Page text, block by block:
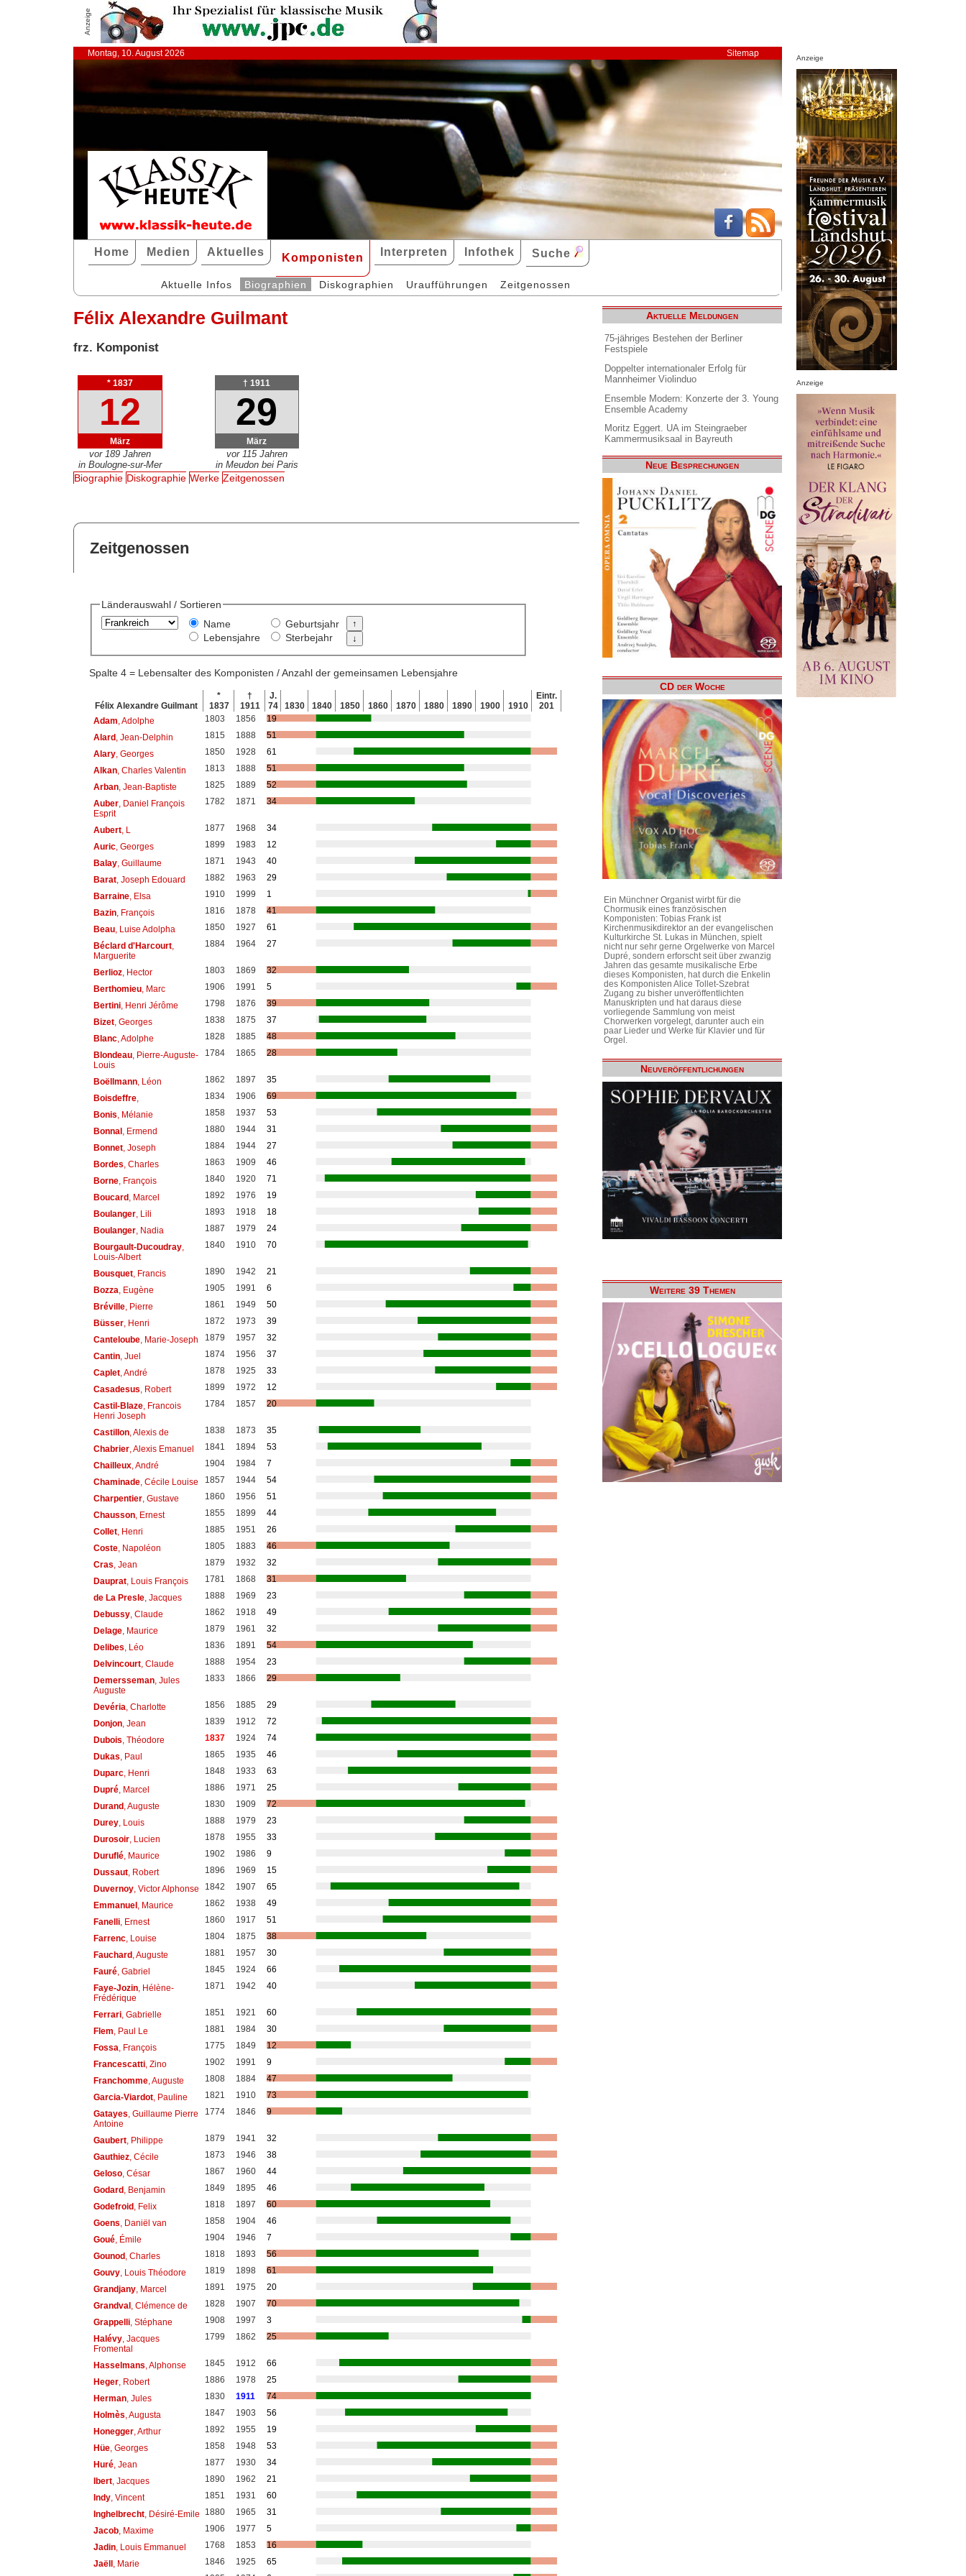
Anzeige
Montag, 10. August 2026 Sitemap
Home Medien Aktuelles Komponisten Interpreten Infothek Suche
Aktuelle Infos Biographien Diskographien Uraufführungen Zeitgenossen
Félix Alexandre Guilmant
frz. Komponist
* 1837
12
März
vor 189 Jahren
in Boulogne-sur-Mer
† 1911
29
März
vor 115 Jahren
in Meudon bei Paris
Biographie Diskographie Werke Zeitgenossen
Zeitgenossen
Länderauswahl / Sortieren
Name
Lebensjahre
Geburtsjahr
Sterbejahr
Spalte 4 = Lebensalter des Komponisten / Anzahl der gemeinsamen Lebensjahre
Félix Alexandre Guilmant
*
1837
†
1911
J.
74
1830 1840 1850 1860 1870 1880 1890 1900 1910
Eintr.
201
Adam , Adolphe 1803 1856
19
Alard, Jean-Delphin 1815 1888
51
Alary, Georges 1850 1928
61
Alkan, Charles Valentin 1813 1888
51
Arban, Jean-Baptiste 1825 1889
52
Auber, Daniel François
Esprit
1782 1871 34
Aubert, L 1877 1968
34
Auric, Georges 1899 1983
12
Balay, Guillaume 1871 1943
40
Barat, Joseph Edouard 1882 1963
29
Barraine, Elsa 1910 1999
1
Bazin, François 1816 1878
41
Beau, Luise Adolpha 1850 1927
61
Béclard d'Harcourt,
Marguerite
1884 1964 27
Berlioz, Hector 1803 1869
32
Berthomieu, Marc 1906 1991
5
Bertini, Henri Jérôme 1798 1876
39
Bizet, Georges 1838 1875
37
Blanc, Adolphe 1828 1885
48
Blondeau, Pierre-Auguste-
Louis
1784 1865 28
Boëllmann, Léon 1862 1897
35
Boisdeffre, 1834 1906
69
Bonis , Mélanie 1858 1937
53
Bonnal, Ermend 1880 1944
31
Bonnet, Joseph 1884 1944
27
Bordes , Charles 1863 1909
46
Borne, François 1840 1920
71
Boucard, Marcel 1892 1976
19
Boulanger, Lili 1893 1918
18
Boulanger, Nadia 1887 1979
24
Bourgault-Ducoudray,
Louis-Albert
1840 1910 70
Bousquet, Francis 1890 1942
21
Bozza , Eugène 1905 1991
6
Bréville, Pierre 1861 1949
50
Büsser, Henri 1872 1973
39
Canteloube, Marie-Joseph 1879 1957
32
Cantin, Juel 1874 1956
37
Caplet, André 1878 1925
33
Casadesus , Robert 1899 1972
12
Castil-Blaze, Francois
Henri Joseph
1784 1857 20
Castillon, Alexis de 1838 1873
35
Chabrier, Alexis Emanuel 1841 1894
53
Chailleux, André 1904 1984
7
Chaminade, Cécile Louise 1857 1944
54
Charpentier, Gustave 1860 1956
51
Chausson, Ernest 1855 1899
44
Collet, Henri 1885 1951
26
Coste, Napoléon 1805 1883
46
Cras , Jean 1879 1932
32
Dauprat, Louis François 1781 1868
31
de La Presle, Jacques 1888 1969
23
Debussy, Claude 1862 1918
49
Delage, Maurice 1879 1961
32
Delibes , Léo 1836 1891
54
Delvincourt, Claude 1888 1954
23
Demersseman, Jules
Auguste
1833 1866 29
Devéria , Charlotte 1856 1885
29
Donjon, Jean 1839 1912
72
Dubois , Théodore 1837 1924
74
Dukas , Paul 1865 1935
46
Duparc, Henri 1848 1933
63
Dupré, Marcel 1886 1971
25
Durand, Auguste 1830 1909
72
Durey, Louis 1888 1979
23
Durosoir, Lucien 1878 1955
33
Duruflé, Maurice 1902 1986
9
Dussaut, Robert 1896 1969
15
Duvernoy, Victor Alphonse 1842 1907
65
Emmanuel, Maurice 1862 1938
49
Fanelli, Ernest 1860 1917
51
Farrenc, Louise 1804 1875
38
Fauchard, Auguste 1881 1957
30
Fauré, Gabriel 1845 1924
66
Faye-Jozin, Hélène-
Frédérique
1871 1942 40
Ferrari, Gabrielle 1851 1921
60
Flem , Paul Le 1881 1984
30
Fossa , François 1775 1849
12
Francescatti, Zino 1902 1991
9
Franchomme, Auguste 1808 1884
47
Garcia-Viardot, Pauline 1821 1910
73
Gatayes , Guillaume Pierre
Antoine
1774 1846 9
Gaubert, Philippe 1879 1941
32
Gauthiez, Cécile 1873 1946
38
Geloso, César 1867 1960
44
Godard, Benjamin 1849 1895
46
Godefroid, Felix 1818 1897
60
Goens , Daniël van 1858 1904
46
Goué, Émile 1904 1946
7
Gounod, Charles 1818 1893
56
Gouvy, Louis Théodore 1819 1898
61
Grandjany, Marcel 1891 1975
20
Grandval, Clémence de 1828 1907
70
Grappelli, Stéphane 1908 1997
3
Halévy, Jacques
Fromental
1799 1862 25
Hasselmans , Alphonse 1845 1912
66
Heger, Robert 1886 1978
25
Herman, Jules 1830 1911
74
Holmès , Augusta 1847 1903
56
Honegger, Arthur 1892 1955
19
Hüe, Georges 1858 1948
53
Huré, Jean 1877 1930
34
Ibert, Jacques 1890 1962
21
Indy, Vincent 1851 1931
60
Inghelbrecht, Désiré-Emile 1880 1965
31
Jacob, Maxime 1906 1977
5
Jadin, Louis Emmanuel 1768 1853
16
Jaëll, Marie 1846 1925
65
Aktuelle Meldungen
75-jähriges Bestehen der Berliner
Festspiele
Doppelter internationaler Erfolg für
Mannheimer Violinduo
Ensemble Modern: Konzerte der 3. Young
Ensemble Academy
Moritz Eggert. UA im Steingraeber
Kammermusiksaal in Bayreuth
Neue Besprechungen
CD der Woche
Ein Münchner Organist wirbt für die
Chormusik eines französischen
Komponisten: Tobias Frank ist
Kirchenmusikdirektor an der evangelischen
Kulturkirche St. Lukas in München, spielt
nicht nur sehr gerne Orgelwerke von Marcel
Dupré, sondern erforscht seit über zwanzig
Jahren das gesamte musikalische Erbe
dieses Komponisten, hat durch die Enkelin
des Komponisten Alice Tollet-Szebrat
Zugang zu bisher unveröffentlichten
Manuskripten und hat daraus diese
vorliegende Sammlung von meist
Chorwerken vorgelegt, darunter auch ein
paar Lieder und Werke für Klavier und für
Orgel.
Neuveröffentlichungen
Weitere 39 Themen
Anzeige
Anzeige